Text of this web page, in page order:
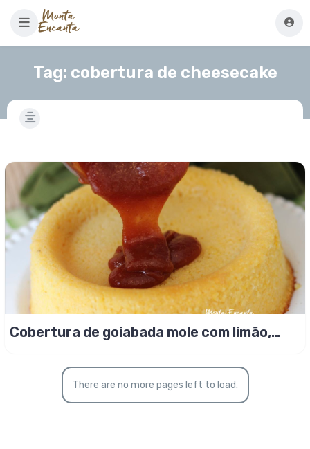
Tag: cobertura de cheesecake
Cobertura de goiabada mole com limão,
There are no more pages left to load.